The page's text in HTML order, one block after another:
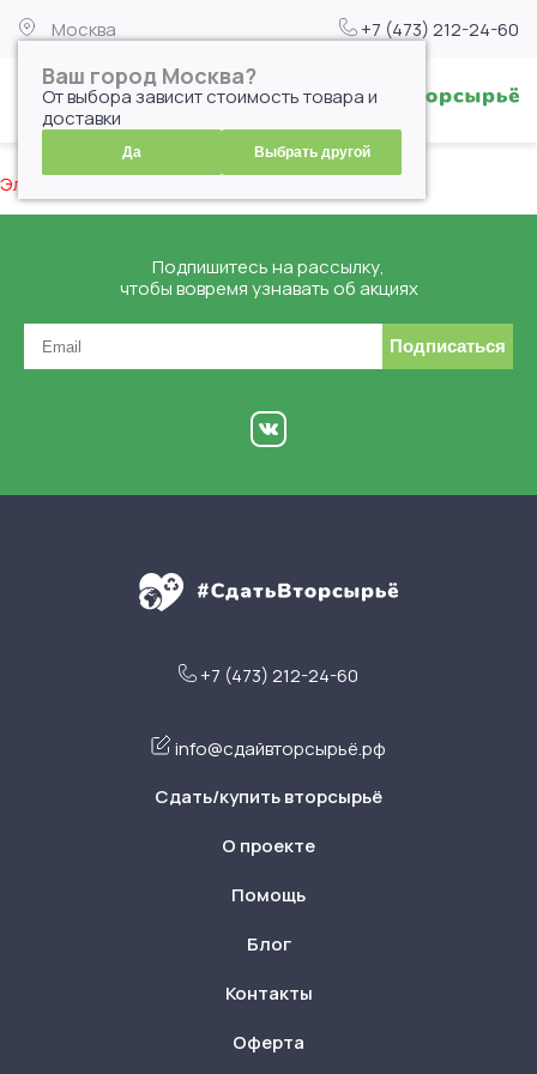
Москва
Ваш город Москва?
От выбора зависит стоимость товара и
доставки
Да Выбрать другой
+7 (473) 212-24-60
Элемент не найден
Подпишитесь на рассылку,
чтобы вовремя узнавать об акциях
Подписаться
+7 (473) 212-24-60
info@сдайвторсырьё.рф
Сдать/купить вторсырьё
О проекте
Помощь
Блог
Контакты
Оферта